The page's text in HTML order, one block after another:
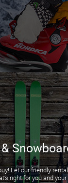
Let our friendly
right for you and